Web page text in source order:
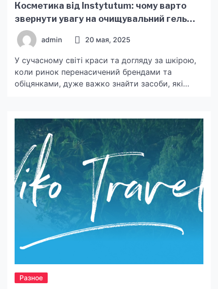
Косметика від Instytutum: чому варто
звернути увагу на очищувальний гель
Adaptogel і зволожувальну сироватку
Cryoshot
admin 20 мая, 2025
У сучасному світі краси та догляду за шкірою,
коли ринок перенасичений брендами та
обіцянками, дуже важко знайти засоби, які
нішеві бренди з науковим підходом та високою
ефективністю. Одним із таких брендів є
Instytutum — швейцарська компанія, яка
поєднує передові технології, ретельні клінічні
дослідження та […]
Разное